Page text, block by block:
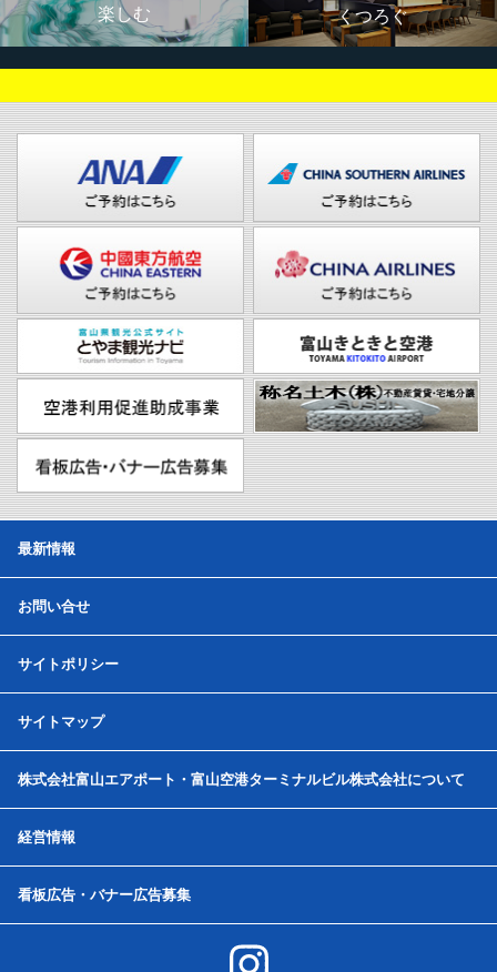
楽しむ くつろぐ
最新情報
お問い合せ
サイトポリシー
サイトマップ
株式会社富山エアポート・富山空港ターミナルビル株式会社について
経営情報
看板広告・バナー広告募集